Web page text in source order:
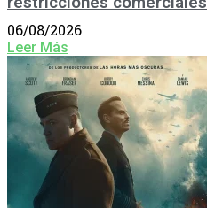
06/08/2026
Leer Más